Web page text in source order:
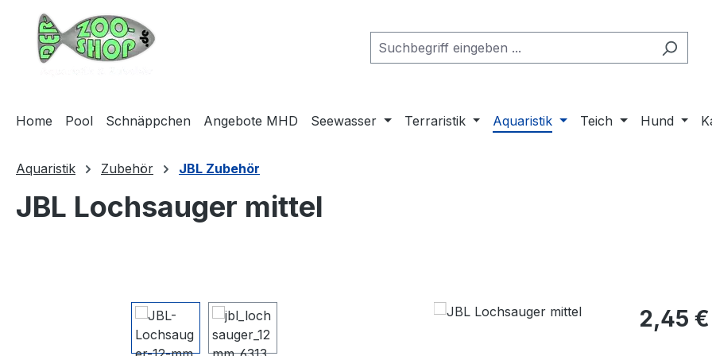
Hauptinhalt springen
Zur Suche springen
Zur Hauptnavigation springen
Home Pool Schnäppchen Angebote MHD Seewasser Terraristik Aquaristik Teich Hund
Aquaristik Zubehör JBL Zubehör
JBL Lochsauger mittel
Regulärer
2,45 €